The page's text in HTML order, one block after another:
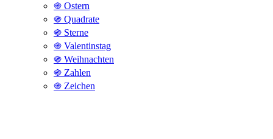
֍ Ostern
֍ Quadrate
֍ Sterne
֍ Valentinstag
֍ Weihnachten
֍ Zahlen
֍ Zeichen